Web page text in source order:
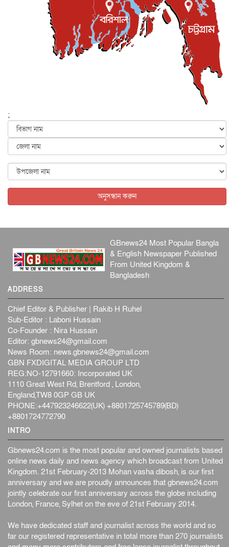
ইসলাম ও জীবন ৭ আগস্ট, ২০২৬
সিলেটের কন্যা মোহিনী রশিদ এনওয়াইপিডির উচ্চপদস্থ কর্মকর্তা
দেশজুড়ে ৬ আগস্ট, ২০২৬
আজ থেকে সবার জন্য উন্মুক্ত জুলাই স্মৃতি জাদুঘর
৬ আগস্ট, ২০২৬
৬ আগস্ট, ২০২৬
জুলাইয়ের কৃতিত্ব নেওয়ার জন্য সবাই প্রতিযোগিতায় নেমেছে :
৬ আগস্ট, ২০২৬
৬ আগস্ট, ২০২৬
;
অনুসন্ধান করুন
GBnews24 Most Popular Bangla
& English Newspaper Published
From United Kingdom &
Bangladesh
ADDRESS
Chief Editor & Publisher | Rakib H Ruhel
Sub-Editor : Laboni Hussain
Co-Founder : Nira Hussain
Editor: gbnews24@gmail.com
News Room: news.gbnews24@gmail.com
GBN FXDIGITAL MEDIA GROUP LTD
REG:NO-12791660: Incorporated UK
1110 Great West Rd, Brentford , London,
England,TW8 0GP GB UK
PHONE:+447923246622(UK) +8801725745789(BD)
+8801724772790
INTRO
Gbnews24.com is the most popular and owned journalists based
online news daily and news agency which broadcast from United
Kingdom. 21st February-2013 Mohan vasha dibosh, is our first
anniversary and we are proudly announces that gbnews24.com
jointly celebrate our first anniversary across the globe including
London, France, Sylhet on the eve of 21st February 2014.
We have dedicated staff and journalist across the world and so
far our registered representative in total more than 270 journalists